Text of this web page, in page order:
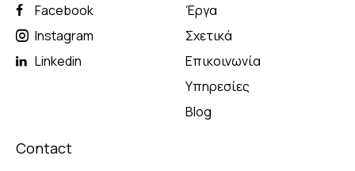
Facebook
Instagram
Linkedin
Έργα
Σχετικά
Επικοινωνία
Υπηρεσίες
Blog
Contact